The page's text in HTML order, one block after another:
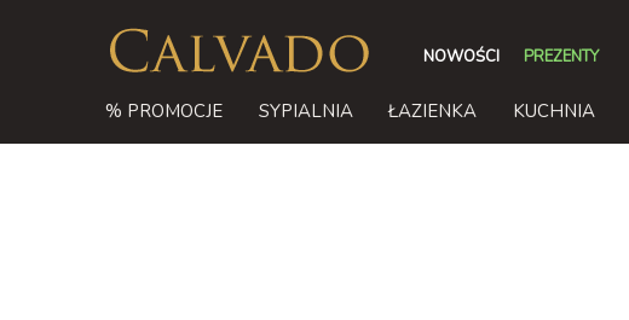
NOWOŚCI PREZENTY
% PROMOCJE SYPIALNIA ŁAZIENKA KUCHNIA